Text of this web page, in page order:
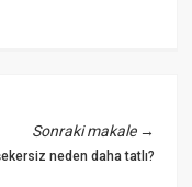
Sonraki makale→
neden daha tatlı?